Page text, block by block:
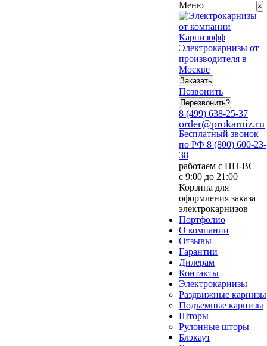
Меню
Электрокарнизы от
производителя в
Москве
Заказать
Позвонить
Перезвонить?
8 (499) 638-25-37
order@prokarniz.ru
Бесплатный звонок
по РФ 8 (800) 600-23-
38
работаем с ПН-ВС
с 9:00 до 21:00
Корзина для
оформления заказа
электрокарнизов
Портфолио
О компании
Отзывы
Гарантии
Дилерам
Контакты
Электрокарнизы
Раздвижные карнизы
Подъемные карнизы
Шторы
Рулонные шторы
Блэкаут
×